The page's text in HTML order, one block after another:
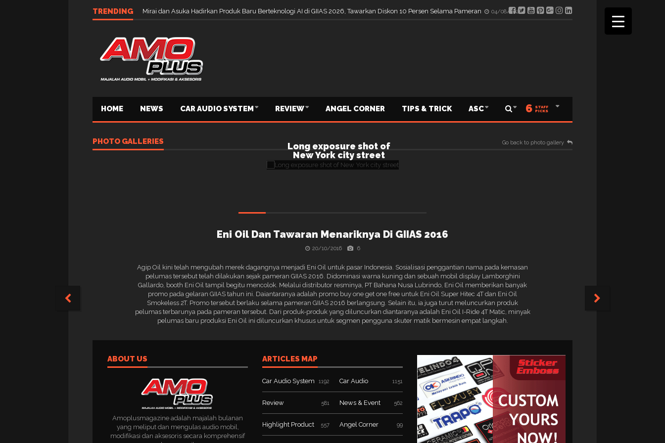
TRENDING Mirai dan Asuka Hadirkan Produk Baru Berteknologi AI di GIIAS 2026, Tawarkan Diskon 10 Persen Selama Pameran 04/08/2026
HOME NEWS CAR AUDIO SYSTEM REVIEW ANGEL CORNER TIPS & TRICK ASC 6 STAFF
PICKS
PHOTO GALLERIES Go back to photo gallery
Long exposure shot of
New York city street
Eni Oil Dan Tawaran Menariknya Di GIIAS 2016
20/10/2016 6
Agip Oil kini telah mengubah merek dagangnya menjadi Eni Oil untuk pasar Indonesia. Sosialisasi penggantian nama pada kemasan
pelumas tersebut telah dilakukan sejak pameran GIIAS 2016. Didominasi warna kuning dan sebuah mobil display Lamborghini
Gallardo, booth Eni Oil tampil begitu mencolok. Melalui distributor resminya, PT Bahana Nusa Lubrindo, Eni Oil memberikan banyak
promo pada gelaran GIIAS tahun ini. Daiantaranya adalah promo buy one get one free untuk Eni Oil Super Hitec 4T dan Eni Oil
Smokeless 2T. Promo tersebut berlaku selama pameran GIIAS 2016 berlangsung. Selain itu, ia juga turut meluncurkan produk
pelumas terbarunya pada pameran tersebut. Dari produk-produk yang diluncurkan diantaranya adalah Eni Oil I-Ride 4T Matic, minyak
pelumas baru produksi Eni Oil ini diluncurkan khusus untuk segmen pengguna skuter matik bermesin empat langkah.
ABOUT US
Amoplusmagazine adalah majalah bulanan
yang meliput dan mengulas audio mobil,
modifikasi dan aksesoris secara komprehensif
ARTICLES MAP
Car Audio System 1192 Car Audio 1151
Review 581 News & Event 562
Highlight Product 557 Angel Corner 99